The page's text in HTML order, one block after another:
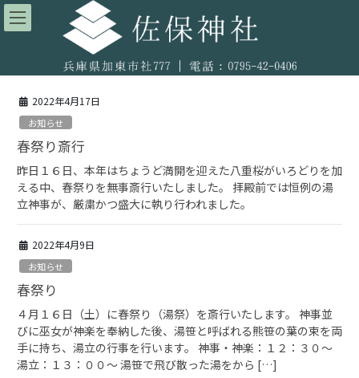
コ
ン
ツ
ナ
ビ
シ
2022年4月17日
お知らせ
春祭り斎行
昨日１６日、本年はちょうど満開を迎えた八重桜がいろどりを加
える中、春祭りを無事斎行いたしました。 拝殿前では恒例の湯
立神事が、厳粛かつ盛大に執り行われました。
2022年4月9日
お知らせ
春祭り
４月１６日（土）に春祭り（湯祭）を斎行いたします。 神事並
びに巫女が神楽を奉納した後、湯笹と呼ばれる熊笹の葉の束を両
手に持ち、湯立の行事を行います。 神事・神楽：１２：３０～
湯立：１３：００～ 湯笹で飛び散った湯をから […]